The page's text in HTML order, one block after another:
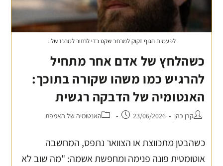
לפעמים הגוף זקוק למרחב שקט כדי לחזור למרכז שלו.
כשהלחץ של אדם אחר מתחיל
להרגיש כמו משהו שקורה בתוכך:
האנטומיה של הדבקה רגשית
קרן כהן 23/06/2026 האנטומיה של האמפת
כשהבטן מתכווצת או הצוואר נתפס, המחשבה
אוטומטית פונה פנימה ומחפשת אשמה: "מה שוב לא